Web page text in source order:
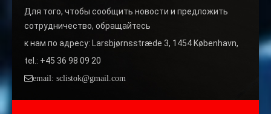
Для того, чтобы сообщить новости и предложить
сотрудничество, обращайтесь
к нам по адресу: Larsbjørnsstræde 3, 1454 København,
tel.: +45 36 98 09 20
email: sclistok@gmail.com